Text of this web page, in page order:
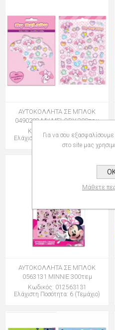
ΑΥΤΟΚΟΛΛΗΤΑ ΣΕ ΜΠΛΟΚ
0490203 MY MELODY 300τεμ
Κωδικός: 012049203
Ελάχιστη Ποσότητα: 6 (Τεμάχιο)
ΑΥΤΟΚΟΛΛΗΤΑ ΣΕ ΜΠΛΟΚ
0563131 MINNIE 300τεμ
Κωδικός: 012563131
Ελάχιστη Ποσότητα: 6 (Τεμάχιο)
Για να σου
στο site μας
Μάθετε